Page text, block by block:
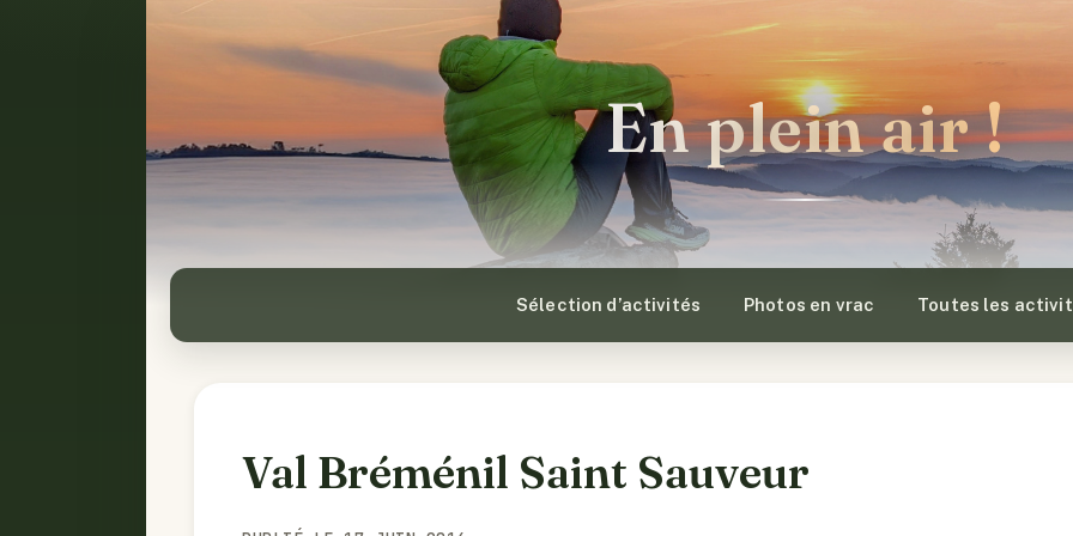
En plein air !
Sélection d’activités Photos en vrac Toutes les
Val Bréménil Saint Sauveur